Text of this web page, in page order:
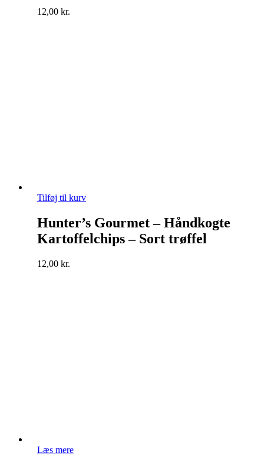
12,00 kr.
Tilføj til kurv
Hunter’s Gourmet – Håndkogte
Kartoffelchips – Sort trøffel
12,00 kr.
Læs mere